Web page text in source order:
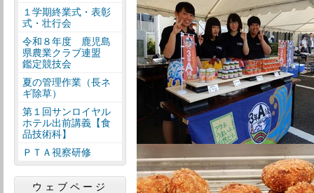
１学期終業式・表彰
式・壮行会
令和８年度 鹿児島
県農業クラブ連盟
鑑定競技会
夏の管理作業（長ネ
ギ除草）
第１回サンロイヤル
ホテル出前講義【食
品技術科】
ＰＴＡ視察研修
ウェブページ